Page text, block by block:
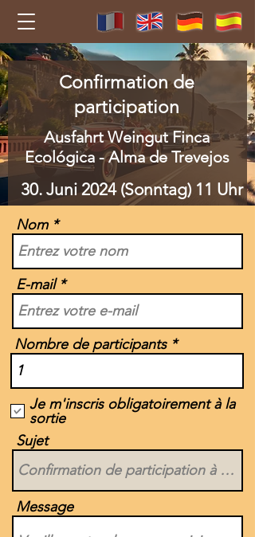
Confirmation de
participation
Ausfahrt Weingut Finca
Ecológica - Alma de Trevejos
30. Juni 2024 (Sonntag) 11 Uhr
Nom
E-mail
Nombre de participants
Je m'inscris obligatoirement à la
sortie
Sujet
Message